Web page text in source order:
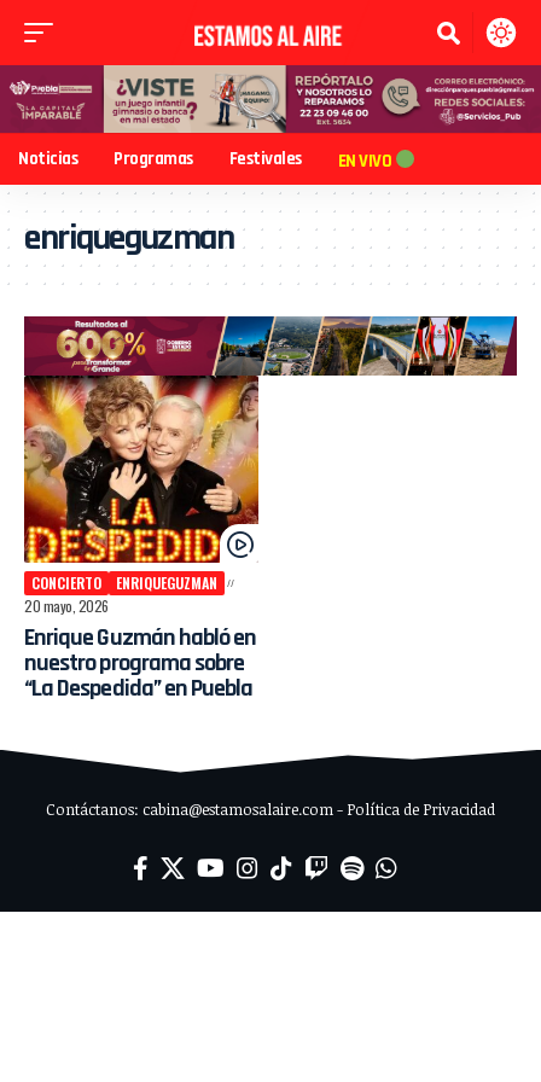
Noticias Programas Festivales EN VIVO
enriqueguzman
CONCIERTO
ENRIQUEGUZMAN
20 mayo, 2026
Enrique Guzmán habló en
nuestro programa sobre
“La Despedida” en Puebla
Contáctanos: cabina@estamosalaire.com - Política de Privacidad